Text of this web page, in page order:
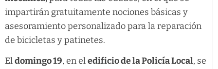
impartirán gratuitamente nociones básicas y
asesoramiento personalizado para la reparación
de bicicletas y patinetes.
Eldomingo 19, en eledificio de la Policía Local, se